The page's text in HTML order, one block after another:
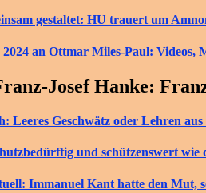
gestaltet: HU trauert um
an Ottmar Miles-Paul: Videos,
Josef Hanke:
Leeres Geschwätz oder Lehren aus
und schützenswert wie
Immanuel Kant hatte den Mut,